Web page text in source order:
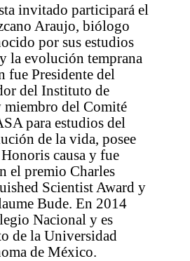
invitado participará el
Araujo, biólogo
por sus estudios
la evolución temprana
fue Presidente del
del Instituto de
del Comité
para estudios del
de la vida, posee
causa y fue
el premio Charles
Scientist Award y
Bude. En 2014
Nacional y es
de la Universidad
de México.